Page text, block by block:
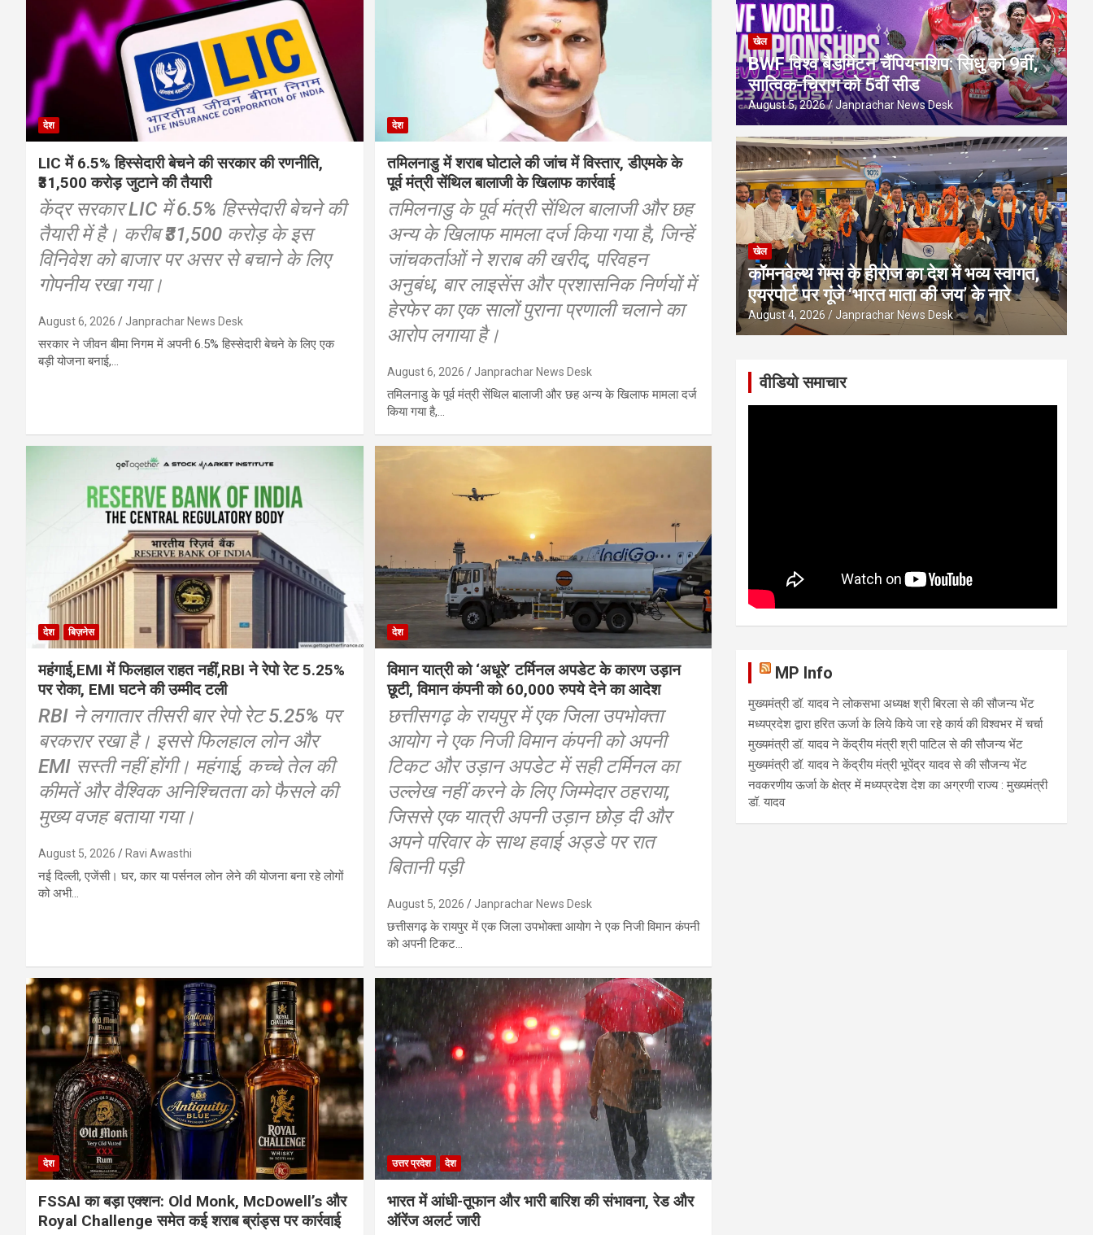
देश
LIC में 6.5% हिस्सेदारी बेचने की सरकार की रणनीति,
₹31,500 करोड़ जुटाने की तैयारी
केंद्र सरकार LIC में 6.5% हिस्सेदारी बेचने की
तैयारी में है। करीब ₹31,500 करोड़ के इस
विनिवेश को बाजार पर असर से बचाने के लिए
गोपनीय रखा गया।
August 6, 2026 Janprachar News Desk
सरकार ने जीवन बीमा निगम में अपनी 6.5% हिस्सेदारी बेचने के लिए एक
बड़ी योजना बनाई,…
देश
तमिलनाडु में शराब घोटाले की जांच में विस्तार, डीएमके के
पूर्व मंत्री सेंथिल बालाजी के खिलाफ कार्रवाई
तमिलनाडु के पूर्व मंत्री सेंथिल बालाजी और छह
अन्य के खिलाफ मामला दर्ज किया गया है, जिन्हें
जांचकर्ताओं ने शराब की खरीद, परिवहन
अनुबंध, बार लाइसेंस और प्रशासनिक निर्णयों में
हेरफेर का एक सालों पुराना प्रणाली चलाने का
आरोप लगाया है।
August 6, 2026 Janprachar News Desk
तमिलनाडु के पूर्व मंत्री सेंथिल बालाजी और छह अन्य के खिलाफ मामला दर्ज
किया गया है,…
देश बिज़नेस
महंगाई,EMI में फिलहाल राहत नहीं,RBI ने रेपो रेट 5.25%
पर रोका, EMI घटने की उम्मीद टली
RBI ने लगातार तीसरी बार रेपो रेट 5.25% पर
बरकरार रखा है। इससे फिलहाल लोन और
EMI सस्ती नहीं होंगी। महंगाई, कच्चे तेल की
कीमतें और वैश्विक अनिश्चितता को फैसले की
मुख्य वजह बताया गया।
August 5, 2026 Ravi Awasthi
नई दिल्ली, एजेंसी। घर, कार या पर्सनल लोन लेने की योजना बना रहे लोगों
को अभी…
देश
विमान यात्री को ‘अधूरे’ टर्मिनल अपडेट के कारण उड़ान
छूटी, विमान कंपनी को 60,000 रुपये देने का आदेश
छत्तीसगढ़ के रायपुर में एक जिला उपभोक्ता
आयोग ने एक निजी विमान कंपनी को अपनी
टिकट और उड़ान अपडेट में सही टर्मिनल का
उल्लेख नहीं करने के लिए जिम्मेदार ठहराया,
जिससे एक यात्री अपनी उड़ान छोड़ दी और
अपने परिवार के साथ हवाई अड्डे पर रात
बितानी पड़ी
August 5, 2026 Janprachar News Desk
छत्तीसगढ़ के रायपुर में एक जिला उपभोक्ता आयोग ने एक निजी विमान कंपनी
को अपनी टिकट…
देश
FSSAI का बड़ा एक्शन: Old Monk, McDowell’s और
Royal Challenge समेत कई शराब ब्रांड्स पर कार्रवाई
उत्तर प्रदेश देश
भारत में आंधी-तूफान और भारी बारिश की संभावना, रेड और
ऑरेंज अलर्ट जारी
खेल
BWF विश्व बैडमिंटन चैंपियनशिप: सिंधु को 9वीं,
सात्विक-चिराग को 5वीं सीड
August 5, 2026 Janprachar News Desk
खेल
कॉमनवेल्थ गेम्स के हीरोज का देश में भव्य स्वागत,
एयरपोर्ट पर गूंजे ‘भारत माता की जय’ के नारे
August 4, 2026 Janprachar News Desk
वीडियो समाचार
MP Info
मुख्यमंत्री डॉ. यादव ने लोकसभा अध्यक्ष श्री बिरला से की सौजन्य भेंट
मध्यप्रदेश द्वारा हरित ऊर्जा के लिये किये जा रहे कार्य की विश्वभर में चर्चा
मुख्यमंत्री डॉ. यादव ने केंद्रीय मंत्री श्री पाटिल से की सौजन्य भेंट
मुख्यमंत्री डॉ. यादव ने केंद्रीय मंत्री भूपेंद्र यादव से की सौजन्य भेंट
नवकरणीय ऊर्जा के क्षेत्र में मध्यप्रदेश देश का अग्रणी राज्य : मुख्यमंत्री
डॉ. यादव